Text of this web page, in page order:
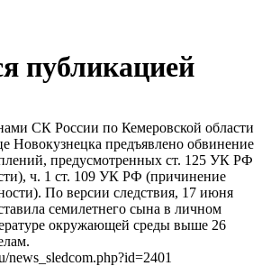
публикацией
СК России по Кемеровской области
Новокузнецка предъявлено обвинение
предусмотренных ст. 125 УК РФ
ч. 1 ст. 109 УК РФ (причинение
По версии следствия, 17 июня
семилетнего сына в личном
окружающей среды выше 26
news_sledcom.php?id=2401